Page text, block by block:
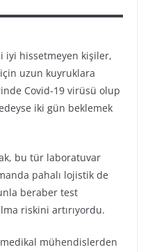
iyi hissetmeyen kişiler,
uzun kuyruklara
Covid-19 virüsü olup
iki gün beklemek
bu tür laboratuvar
pahalı lojistik de
beraber test
riskini artırıyordu.
mühendislerden